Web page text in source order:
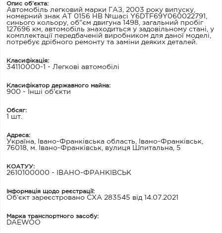
Опис об’єкта:
Автомобіль легковий марки ГАЗ, 2003 року випуску,
номерний знак АТ 0156 НВ №шасі Y6DTF69Y060022791,
синього кольору, об"єм двигуна 1498, загальний пробіг
127696 км, автомобіль знаходиться у задовільному стані, у
комплектації передбаченій виробником для даної моделі,
потребує дрібного ремонту та заміни деяких деталей.
Класифікація:
34110000-1 - Легкові автомобілі
Класифікатор державного майна:
900 - Інші об'єкти
Обсяг:
1 шт.
Адреса:
Україна, Івано-Франківська область, Івано-Франківськ,
76018, м. Івано-Франківськ, вулиця Шпитальна, 5
КОАТУУ:
2610100000 - ІВАНО-ФРАНКІВСЬК
Інформація щодо реєстрації:
Об’єкт зареєстровано СХА 283545 від 14.07.2021
Марка транспортного засобу:
DAEWOO